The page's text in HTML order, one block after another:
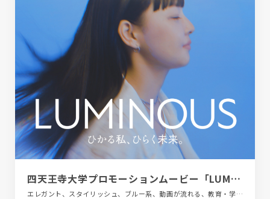
四天王寺大学プロモーションムービー「LUMINOUS」
エレガント、スタイリッシュ、ブルー系、動画が流れる、教育・学校、映像